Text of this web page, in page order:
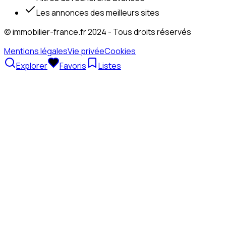
Les annonces des meilleurs sites
© immobilier-france.fr 2024 - Tous droits réservés
Mentions légalesVie privéeCookies
Explorer
Favoris Listes